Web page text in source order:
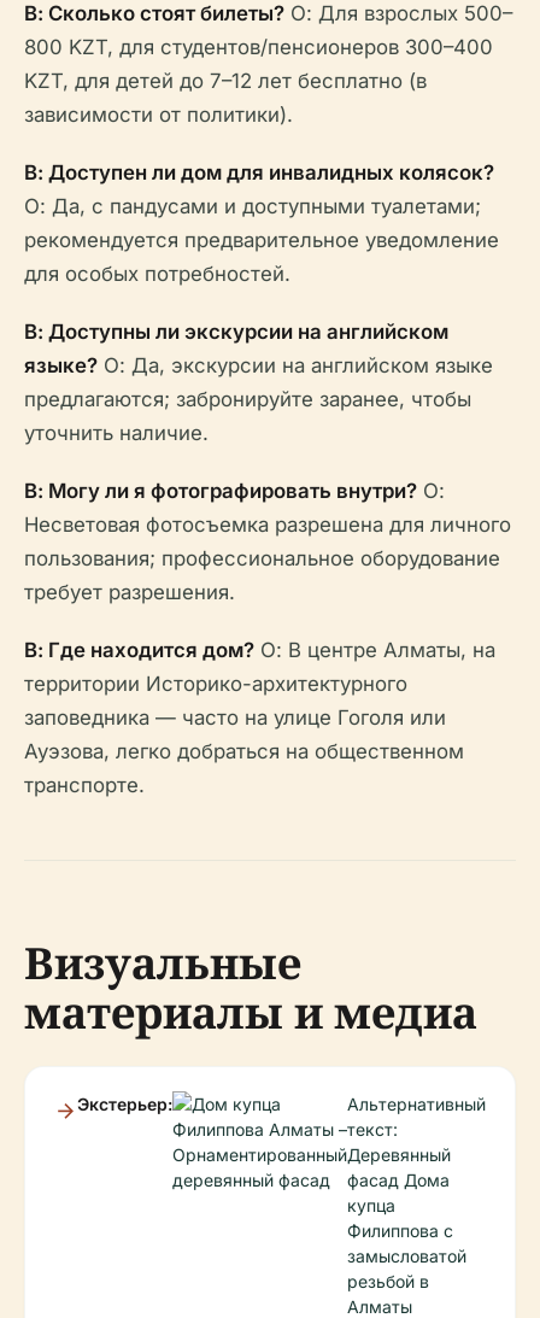
В: Сколько стоят билеты? О: Для взрослых 500–
800 KZT, для студентов/пенсионеров 300–400
KZT, для детей до 7–12 лет бесплатно (в
зависимости от политики).
В: Доступен ли дом для инвалидных колясок?
О: Да, с пандусами и доступными туалетами;
рекомендуется предварительное уведомление
для особых потребностей.
В: Доступны ли экскурсии на английском
языке? О: Да, экскурсии на английском языке
предлагаются; забронируйте заранее, чтобы
уточнить наличие.
В: Могу ли я фотографировать внутри? О:
Несветовая фотосъемка разрешена для личного
пользования; профессиональное оборудование
требует разрешения.
В: Где находится дом? О: В центре Алматы, на
территории Историко-архитектурного
заповедника — часто на улице Гоголя или
Ауэзова, легко добраться на общественном
транспорте.
Визуальные
материалы и медиа
Экстерьер:
Альтернативный
текст:
Деревянный
фасад Дома
купца
Филиппова с
замысловатой
резьбой в
Алматы